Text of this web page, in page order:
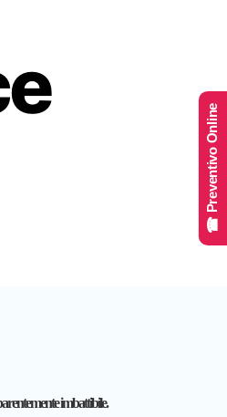
imbattibile.
☎ Preventivo Online